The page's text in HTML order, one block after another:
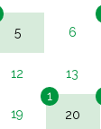
5
6
12 13
19 20
1